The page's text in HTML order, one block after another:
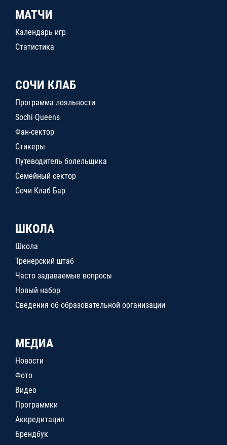
МАТЧИ
Календарь игр
Статистика
СОЧИ КЛАБ
Программа лояльности
Sochi Queens
Фан-сектор
Стикеры
Путеводитель болельщика
Семейный сектор
Сочи Клаб Бар
ШКОЛА
Школа
Тренерский штаб
Часто задаваемые вопросы
Новый набор
Сведения об образовательной организации
МЕДИА
Новости
Фото
Видео
Программки
Аккредитация
Брендбук